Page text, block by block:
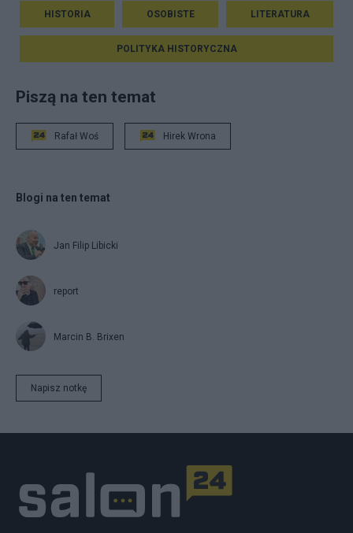
HISTORIA OSOBISTE LITERATURA
POLITYKA HISTORYCZNA
Piszą na ten temat
Rafał Woś Hirek Wrona
Blogi na ten temat
Jan Filip Libicki
report
Marcin B. Brixen
Napisz notkę